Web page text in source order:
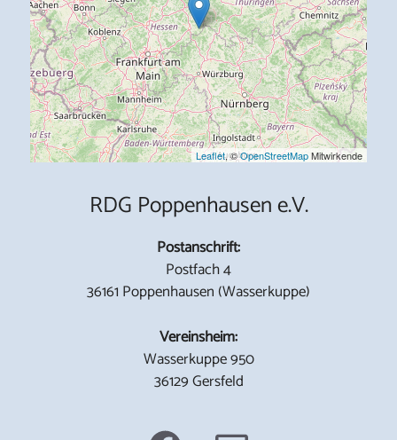
Leaflet, ©OpenStreetMapMitwirkende
RDG Poppenhausen e.V.
Postanschrift:
Postfach 4
36161 Poppenhausen (Wasserkuppe)
Vereinsheim:
Wasserkuppe 950
36129 Gersfeld